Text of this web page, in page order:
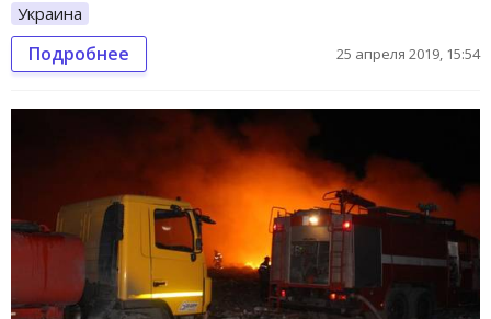
Украина
Подробнее 25 апреля 2019, 15:54